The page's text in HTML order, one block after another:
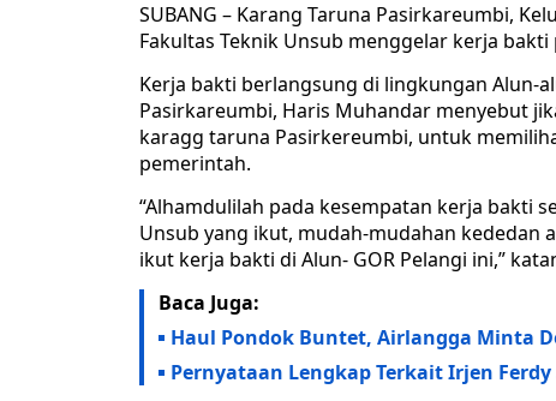
SUBANG – Karang Taruna Pasirkareumbi,
Fakultas Teknik Unsub menggelar kerja
Kerja bakti berlangsung di lingkungan Alun-
Pasirkareumbi, Haris Muhandar menyebut
karagg taruna Pasirkereumbi, untuk
pemerintah.
“Alhamdulilah pada kesempatan kerja bakti
Unsub yang ikut, mudah-mudahan kededan
ikut kerja bakti di Alun- GOR Pelangi ini,”
Baca Juga:
Haul Pondok Buntet, Airlangga Minta
Pernyataan Lengkap Terkait Irjen